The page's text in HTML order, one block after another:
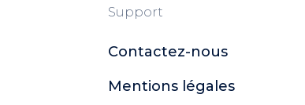
Support
Contactez-nous
Mentions légales